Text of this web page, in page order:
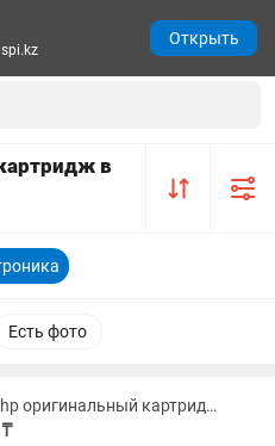
в
Есть фото
991AC hp оригинальный картридж для hp pagewide
₸
Открыть